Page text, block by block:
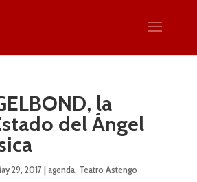
la
del Ángel
29, 2017| agenda, Teatro Astengo